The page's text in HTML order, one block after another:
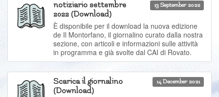
13 September 2022
notiziario settembre
2022 (Download)
È disponibile per il download la nuova edizione
de Il Montorfano, il giornalino curato dalla nostra
sezione, con articoli e informazioni sulle attività
in programma e già svolte dal CAI di Rovato.
14 December 2021
Scarica il giornalino
(Download)